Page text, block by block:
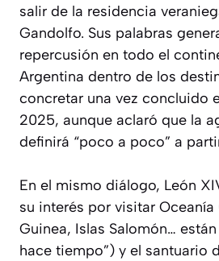
salir de la residencia
Gandolfo. Sus palabras
repercusión en todo el
Argentina dentro de los
concretar una vez concluido
2025, aunque aclaró que la
definirá “poco a poco” a
En el mismo diálogo, León
su interés por visitar Oceanía
Guinea, Islas Salomón…
hace tiempo”) y el santuario